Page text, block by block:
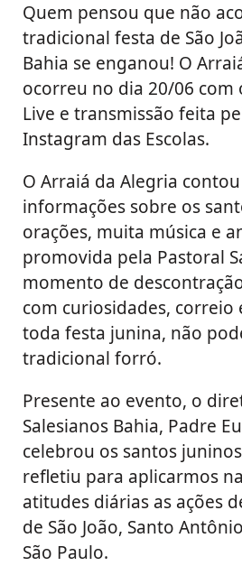
Quem pensou que não
tradicional festa de São
Bahia se enganou! O
ocorreu no dia 20/06
Live e transmissão feita
Instagram das Escolas.
O Arraiá da Alegria
informações sobre os
orações, muita música e
promovida pela Pastoral
momento de
com curiosidades, correio
toda festa junina, não
tradicional forró.
Presente ao evento, o
Salesianos Bahia, Padre
celebrou os santos
refletiu para aplicarmos
atitudes diárias as ações
de São João, Santo
São Paulo.